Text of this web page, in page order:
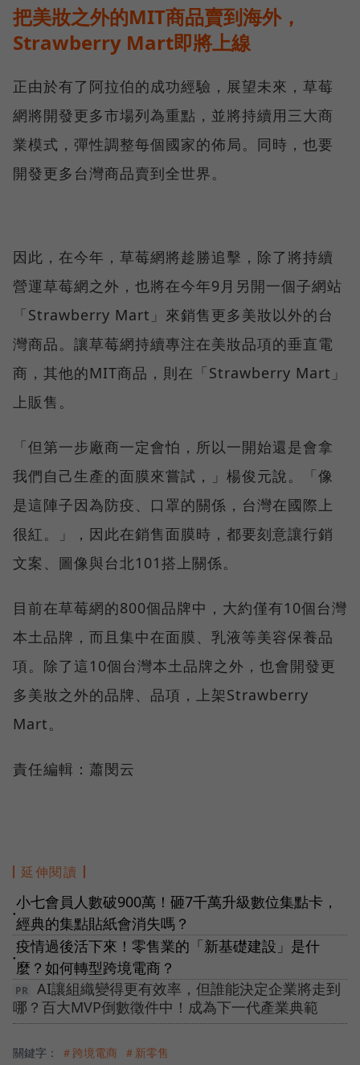
把美妝之外的MIT商品賣到海外，
Strawberry Mart即將上線
正由於有了阿拉伯的成功經驗，展望未來，草莓
網將開發更多市場列為重點，並將持續用三大商
業模式，彈性調整每個國家的佈局。同時，也要
開發更多台灣商品賣到全世界。
因此，在今年，草莓網將趁勝追擊，除了將持續
營運草莓網之外，也將在今年9月另開一個子網站
「Strawberry Mart」來銷售更多美妝以外的台
灣商品。讓草莓網持續專注在美妝品項的垂直電
商，其他的MIT商品，則在「Strawberry Mart」
上販售。
「但第一步廠商一定會怕，所以一開始還是會拿
我們自己生產的面膜來嘗試，」楊俊元說。「像
是這陣子因為防疫、口罩的關係，台灣在國際上
很紅。」，因此在銷售面膜時，都要刻意讓行銷
文案、圖像與台北101搭上關係。
目前在草莓網的800個品牌中，大約僅有10個台灣
本土品牌，而且集中在面膜、乳液等美容保養品
項。除了這10個台灣本土品牌之外，也會開發更
多美妝之外的品牌、品項，上架Strawberry
Mart。
責任編輯：蕭閔云
延伸閱讀
●
小七會員人數破900萬！砸7千萬升級數位集點卡，
經典的集點貼紙會消失嗎？
●
疫情過後活下來！零售業的「新基礎建設」是什
麼？如何轉型跨境電商？
AI讓組織變得更有效率，但誰能決定企業將走到
哪？百大MVP倒數徵件中！成為下一代產業典範
關鍵字： ＃跨境電商 ＃新零售